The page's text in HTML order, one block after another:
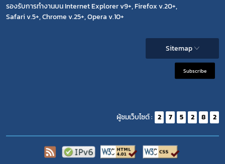
รองรับการทำงานบน Internet Explorer v9+, Firefox v.20+,
Safari v.5+, Chrome v.25+, Opera v.10+
Sitemap
Subscribe
ผู้ชมเว็บไซต์ : 2 7 5 2 8 2